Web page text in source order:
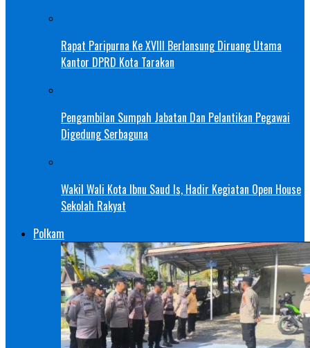
Rapat Paripurna Ke XVIII Berlansung Diruang Utama
Kantor DPRD Kota Tarakan
Pengambilan Sumpah Jabatan Dan Pelantikan Pegawai
Digedung Serbaguna
Wakil Wali Kota Ibnu Saud Is, Hadir Kegiatan Open House
Sekolah Rakyat
Polkam